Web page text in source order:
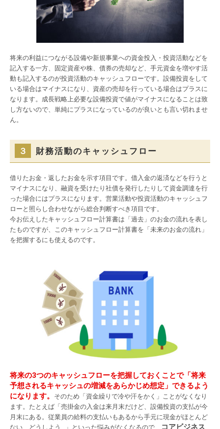
将来の利益につながる設備や新規事業への資金投入・投資活動などを
記入する一方、固定資産や株、債券の売却など、手元資金を増やす活
動も記入するのが投資活動のキャッシュフローです。設備投資をして
いる場合はマイナスになり、資産の売却を行っている場合はプラスに
なります。成長戦略上必要な設備投資で値がマイナスになることは致
し方ないので、単純にプラスになっているのが良いとも言い切れませ
ん。
３ 財務活動のキャッシュフロー
借りたお金・返したお金を示す項目です。借入金の返済などを行うと
マイナスになり、融資を受けたり社債を発行したりして資金調達を行
った場合にはプラスになります。営業活動や投資活動のキャッシュフ
ローと照らし合わせながら総合判断すべき項目です。
今お伝えしたキャッシュフロー計算書は「過去」のお金の流れを表し
たものですが、このキャッシュフロー計算書を「未来のお金の流れ」
を把握するにも使えるのです。
将来の3つのキャッシュフローを把握しておくことで「将来
予想されるキャッシュの増減をあらかじめ想定」できるよう
になります。
そのため「資金繰りで冷や汗をかく」ことがなくなり
ます。たとえば「売掛金の入金は来月末だけど、設備投資の支払が今
月末にある。従業員の給料の支払いもあるから手元に現金がほとんど
ない、どうしよう…」といった悩みがなくなるので、
コアビジネス